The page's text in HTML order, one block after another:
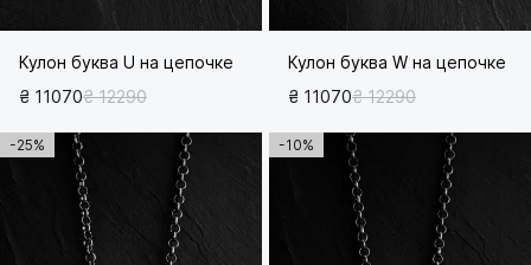
Кулон буква U на цепочке
₴ 11070₴ 12290
Кулон буква W на цепочке
₴ 11070₴ 12290
-25% -10%